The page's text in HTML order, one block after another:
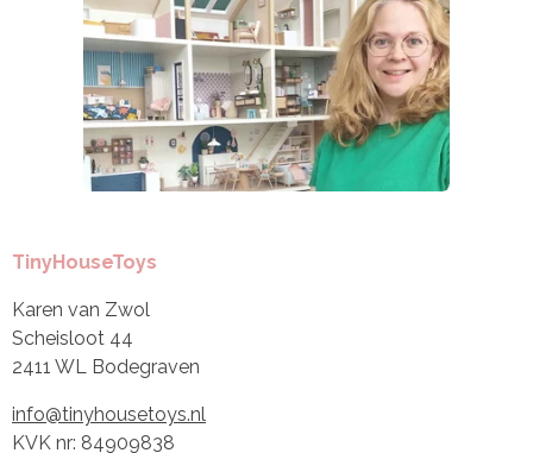
TinyHouseToys
Karen van Zwol
Scheisloot 44
2411 WL Bodegraven
info@tinyhousetoys.nl
KVK nr: 84909838